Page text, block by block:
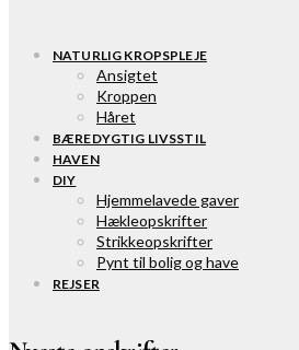
NATURLIG KROPSPLEJE
Ansigtet
Kroppen
Håret
BÆREDYGTIG LIVSSTIL
HAVEN
DIY
Hjemmelavede gaver
Hækleopskrifter
Strikkeopskrifter
Pynt til bolig og have
REJSER